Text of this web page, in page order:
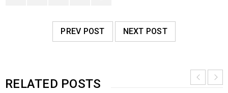
PREV POST NEXT POST
RELATED POSTS